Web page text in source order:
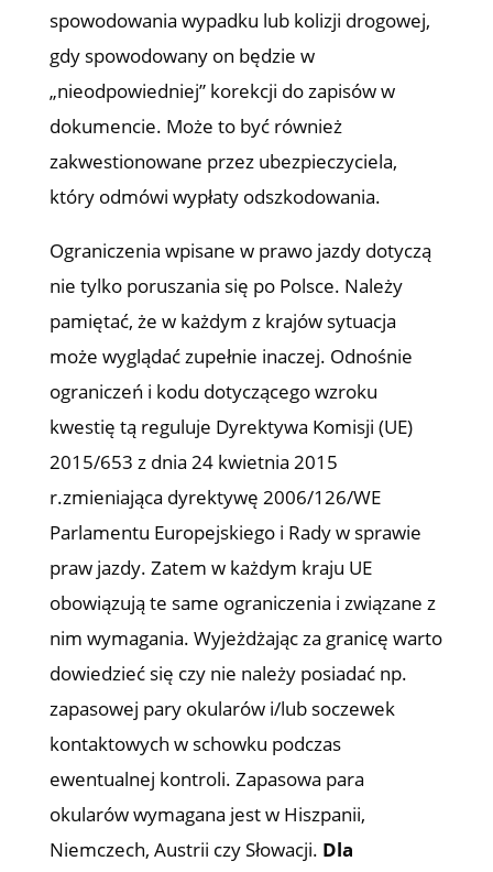
spowodowania wypadku lub kolizji drogowej,
gdy spowodowany on będzie w
„nieodpowiedniej” korekcji do zapisów w
dokumencie. Może to być również
zakwestionowane przez ubezpieczyciela,
który odmówi wypłaty odszkodowania.
Ograniczenia wpisane w prawo jazdy dotyczą
nie tylko poruszania się po Polsce. Należy
pamiętać, że w każdym z krajów sytuacja
może wyglądać zupełnie inaczej. Odnośnie
ograniczeń i kodu dotyczącego wzroku
kwestię tą reguluje Dyrektywa Komisji (UE)
2015/653 z dnia 24 kwietnia 2015
r.zmieniająca dyrektywę 2006/126/WE
Parlamentu Europejskiego i Rady w sprawie
praw jazdy. Zatem w każdym kraju UE
obowiązują te same ograniczenia i związane z
nim wymagania. Wyjeżdżając za granicę warto
dowiedzieć się czy nie należy posiadać np.
zapasowej pary okularów i/lub soczewek
kontaktowych w schowku podczas
ewentualnej kontroli. Zapasowa para
okularów wymagana jest w Hiszpanii,
Niemczech, Austrii czy Słowacji. Dla